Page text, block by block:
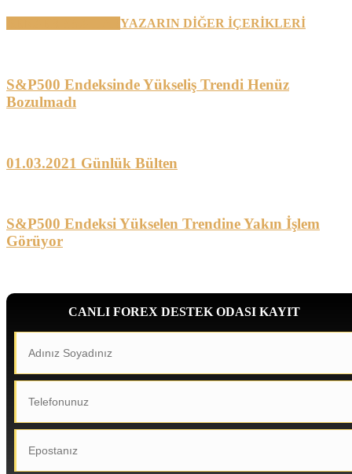
YAZARIN DİĞER İÇERİKLERİ
S&P500 Endeksinde Yükseliş Trendi Henüz
Bozulmadı
01.03.2021 Günlük Bülten
S&P500 Endeksi Yükselen Trendine Yakın İşlem
Görüyor
CANLI FOREX DESTEK ODASI KAYIT